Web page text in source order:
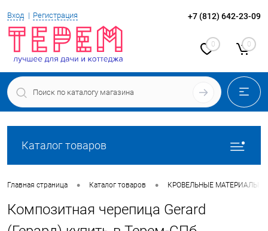
Вход Регистрация +7 (812) 642-23-09
0 0
Каталог товаров
Главная страница • Каталог товаров • КРОВЕЛЬНЫЕ МАТЕРИАЛЫ
Композитная черепица Gerard